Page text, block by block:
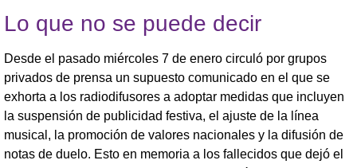
Lo que no se puede decir
Desde el pasado miércoles 7 de enero circuló por grupos
privados de prensa un supuesto comunicado en el que se
exhorta a los radiodifusores a adoptar medidas que incluyen
la suspensión de publicidad festiva, el ajuste de la línea
musical, la promoción de valores nacionales y la difusión de
notas de duelo. Esto en memoria a los fallecidos que dejó el